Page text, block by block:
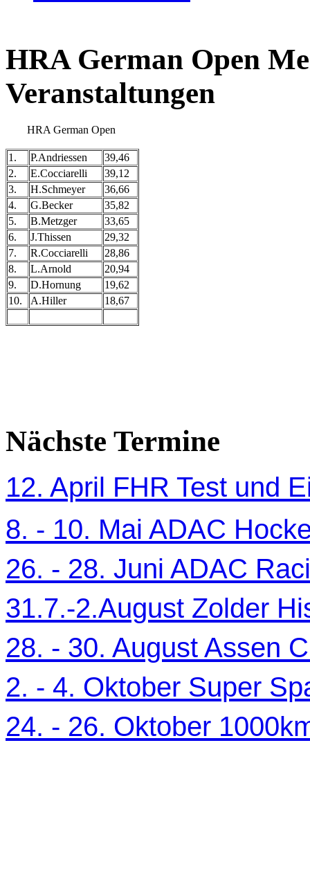
HRA German Open
Veranstaltungen
HRA German Open
1. P.Andriessen
39,46
2.
E.Cocciarelli
39,12
3.
H.Schmeyer
36,66
4.
G.Becker
35,82
5.
B.Metzger
33,65
6.
J.Thissen
29,32
7.
R.Cocciarelli
28,86
8.
L.Arnold
20,94
9.
D.Hornung
19,62
10.
A.Hiller 18,67
Nächste Termine
12. April FHR Test und
8. - 10. Mai ADAC
26. - 28. Juni ADAC
31.7.-2.August Zolder
28. - 30. August Assen
2. - 4. Oktober Super
24. - 26. Oktober